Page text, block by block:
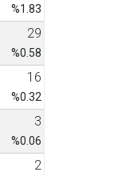
%1.83
29
%0.58
16
%0.32
3
%0.06
2